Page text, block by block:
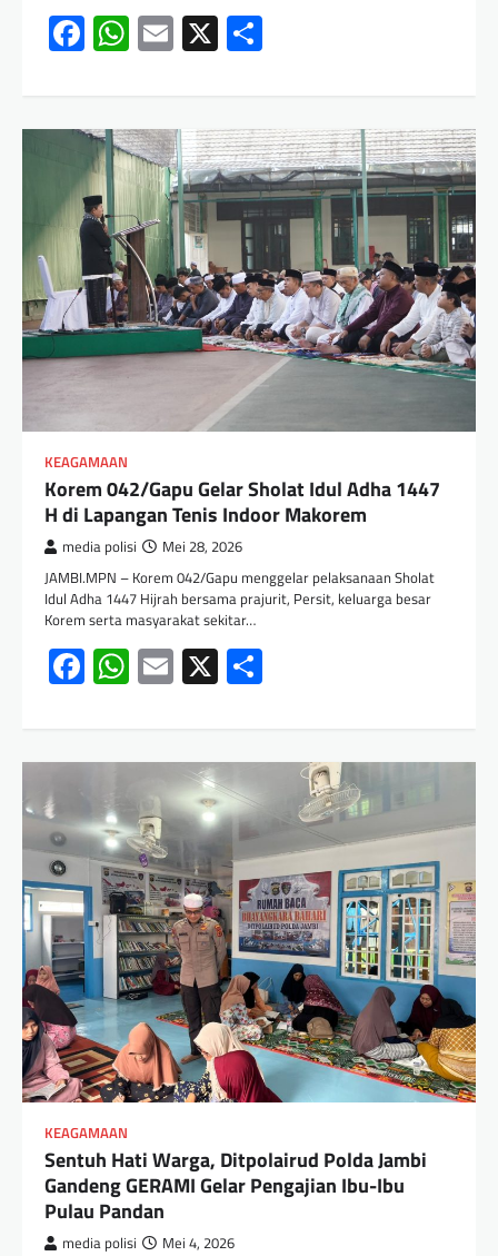
Facebook
WhatsApp
Email
X
KEAGAMAAN
Korem 042/Gapu Gelar Sholat Idul Adha 1447
H di Lapangan Tenis Indoor Makorem
media polisi Mei 28, 2026
JAMBI.MPN – Korem 042/Gapu menggelar pelaksanaan Sholat
Idul Adha 1447 Hijrah bersama prajurit, Persit, keluarga besar
Korem serta masyarakat sekitar…
Facebook
WhatsApp
Email
X
KEAGAMAAN
Sentuh Hati Warga, Ditpolairud Polda Jambi
Gandeng GERAMI Gelar Pengajian Ibu-Ibu
Pulau Pandan
media polisi Mei 4, 2026